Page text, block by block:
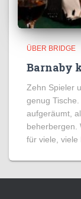
ÜBER BRIDGE
Barnaby
Zehn Spieler
genug
aufgeräumt,
beherbergen.
für viele, viele